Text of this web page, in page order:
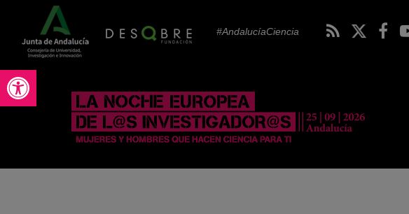
Abrir barra de herramientas
#AndalucíaCiencia